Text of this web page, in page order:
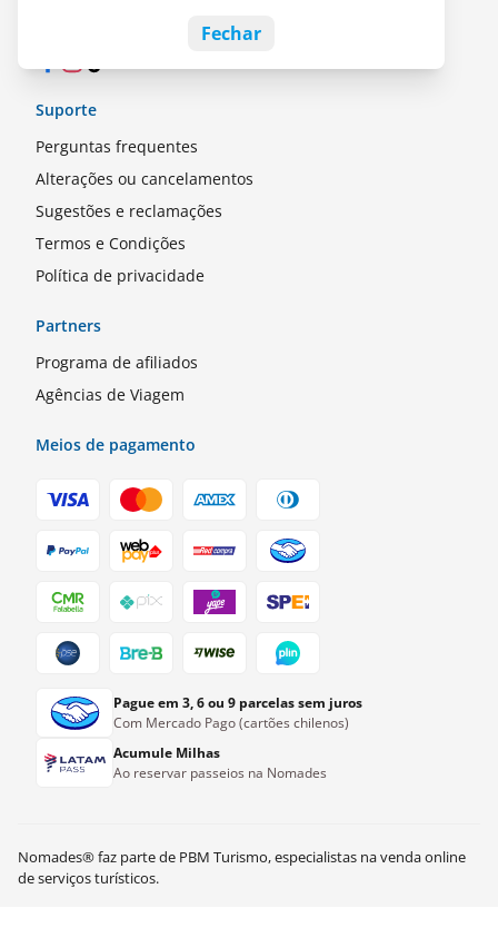
Fechar
Suporte
Perguntas frequentes
Alterações ou cancelamentos
Sugestões e reclamações
Termos e Condições
Política de privacidade
Partners
Programa de afiliados
Agências de Viagem
Meios de pagamento
Pague em 3, 6 ou 9 parcelas sem juros
Com Mercado Pago (cartões chilenos)
Acumule Milhas
Ao reservar passeios na Nomades
Nomades® faz parte de PBM Turismo, especialistas na venda online
de serviços turísticos.